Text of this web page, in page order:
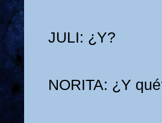
JULI: ¿Y?
NORITA: ¿Y